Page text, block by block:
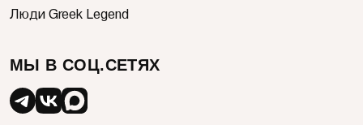
Люди Greek Legend
МЫ В СОЦ.СЕТЯХ